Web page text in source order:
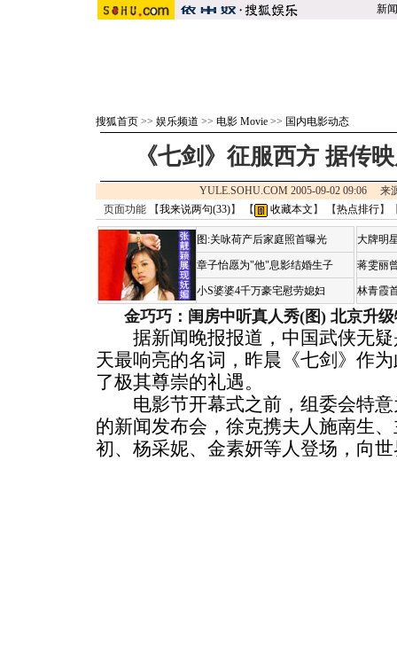
新闻
搜狐首页>> 娱乐频道 >> 电影 Movie>> 国内电影动态
《七剑》征服西方 据传
YULE.SOHU.COM 2005-09-02 09:06 来
页面功能 【我来说两句(33)】 【 收藏本文 】 【热点排行】
图:关咏荷产后家庭照首曝光
章子怡愿为"他"息影结婚生子
小S婆婆4千万豪宅慰劳媳妇
大牌明
蒋雯丽
林青霞
金巧巧：闺房中听真人秀(图) 北京升
据新闻晚报报道，中国武侠无疑
天最响亮的名词，昨晨《七剑》作
了极其尊崇的礼遇。
电影节开幕式之前，组委会特意
的新闻发布会，徐克携夫人施南生
初、杨采妮、金素妍等人登场，向